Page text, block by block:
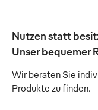
Nutzen statt
Unser bequemer
Wir beraten Sie
Produkte zu finden.